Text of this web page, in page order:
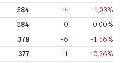
384 -4
-1,03%
384 0
0,00%
378 -6
-1,56%
377 -1
-0,26%